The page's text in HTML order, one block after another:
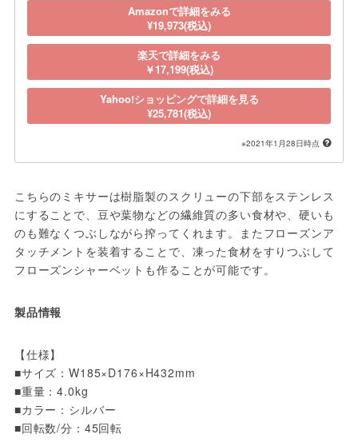
Amazonで詳細をみる
¥19,973(税込)
楽天で詳細をみる
￥17,199(税込)
Yahoo!ショッピングで詳細を見る
¥25,781(税込)
※2021年1月28日時点
こちらのミキサーは樹脂製のスクリューの下部をステンレス
にすることで、豆や葉物などの繊維質の多い食材や、硬いも
のも難なくつぶしながら搾ってくれます。またフローズンア
タッチメントを装着することで、凍った食材をすりつぶして
フローズンシャーベットも作ることが可能です。
製品情報
【仕様】
■サイズ：W185×D176×H432mm
■重量：4.0kg
■カラー：シルバー
■回転数/分：45回転